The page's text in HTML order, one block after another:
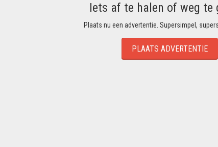
Iets af te halen of weg te
Plaats nu een advertentie. Supersimpel,
PLAATS ADVERTENTIE